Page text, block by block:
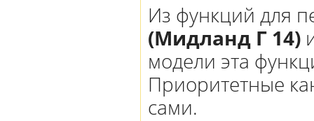
Из функций для
(Мидланд Г 14)
модели эта
Приоритетные
сами.